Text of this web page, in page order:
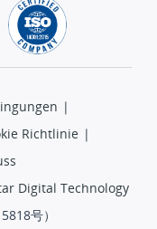
|
Richtlinie |
Digital Technology
号）